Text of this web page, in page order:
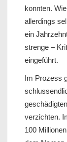
konnten.
allerdings
ein
strenge –
eingeführt.
Im Prozess
verzichten.
100